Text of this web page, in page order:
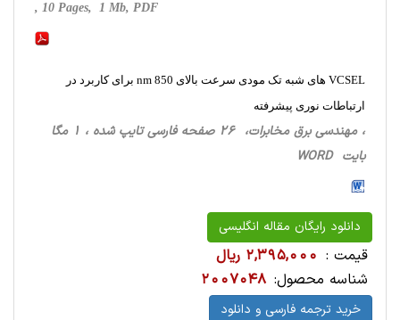
, 10 Pages, 1 Mb, PDF
VCSEL های شبه تک مودی سرعت بالای 850 nm برای کاربرد در
ارتباطات نوری پیشرفته
، مهندسی برق مخابرات، 26 صفحه فارسی تایپ شده ، 1 مگا
بایت WORD
دانلود رایگان مقاله انگلیسی
قیمت : 2,395,000 ریال
شناسه محصول: 2007048
خرید ترجمه فارسی و دانلود